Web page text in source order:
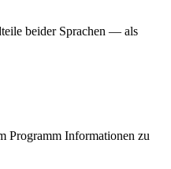
beider Sprachen — als
Programm Informationen zu